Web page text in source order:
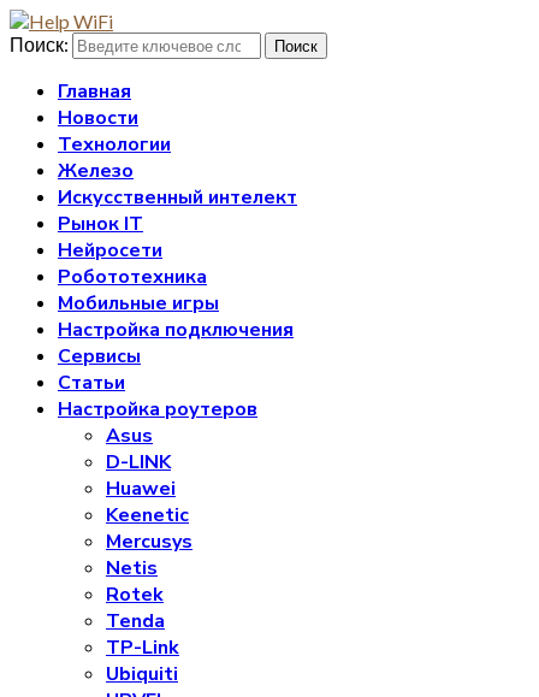
Поиск: Поиск
Главная
Новости
Технологии
Железо
Искусственный интелект
Рынок IT
Нейросети
Робототехника
Мобильные игры
Настройка подключения
Сервисы
Статьи
Настройка роутеров
Asus
D-LINK
Huawei
Keenetic
Mercusys
Netis
Rotek
Tenda
TP-Link
Ubiquiti